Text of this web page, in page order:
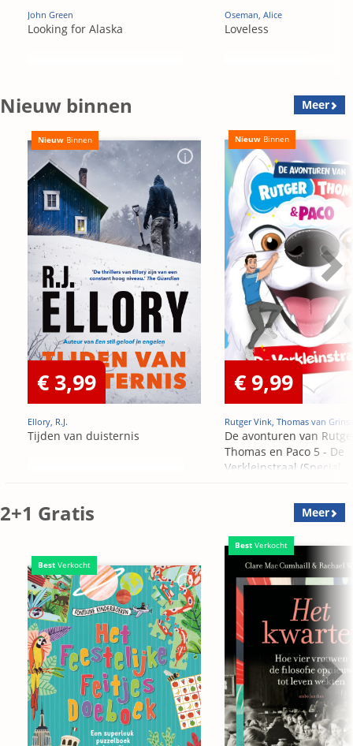
John Green
Looking for Alaska
Oseman, Alice
Loveless
Nieuw binnen Meer
Nieuw Binnen
€ 3,99
Ellory, R.J.
Tijden van duisternis
Nieuw Binnen
€ 9,99
Rutger Vink, Thomas van
De avonturen van
Thomas en Paco 5 - De
Verkleinstraal (Special
2+1 Gratis Meer
Best Verkocht
Best Verkocht